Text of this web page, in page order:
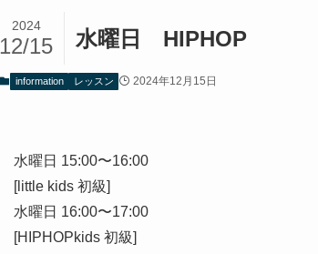
水曜日 HIPHOP
2024
12/15
information レッスン 2024年12月15日
水曜日 15:00〜16:00
[little kids 初級]
水曜日 16:00〜17:00
[HIPHOPkids 初級]